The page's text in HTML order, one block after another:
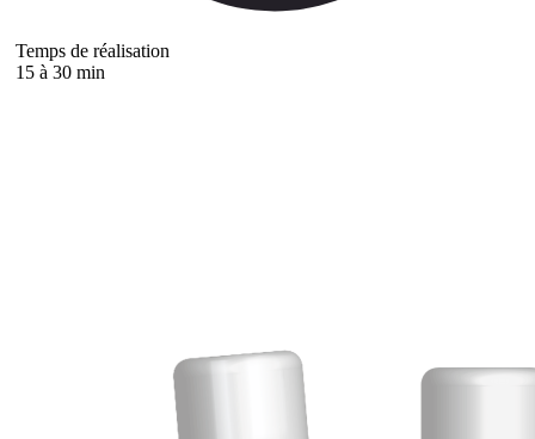
Temps de réalisation
15 à 30 min